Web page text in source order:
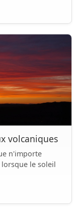
volcaniques
n'importe
le soleil